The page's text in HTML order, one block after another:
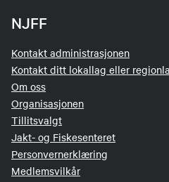
NJFF
Kontakt administrasjonen
Kontakt ditt lokallag eller
Om oss
Organisasjonen
Tillitsvalgt
Jakt- og Fiskesenteret
Personvernerklæring
Medlemsvilkår